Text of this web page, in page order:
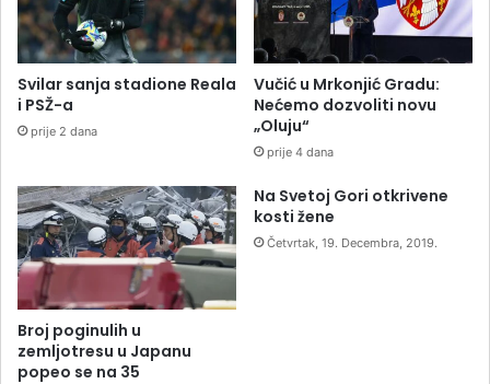
Svilar sanja stadione Reala
i PSŽ-a
prije 2 dana
Vučić u Mrkonjić Gradu:
Nećemo dozvoliti novu
„Oluju“
prije 4 dana
Broj poginulih u
zemljotresu u Japanu
popeo se na 35
Na Svetoj Gori otkrivene
kosti žene
Četvrtak, 19. Decembra, 2019.